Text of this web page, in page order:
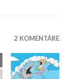
2 KOMENTÁRE